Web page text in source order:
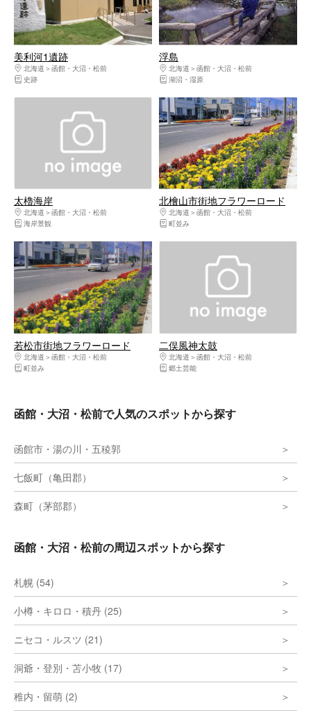
美利河1遺跡
北海道
函館・大沼・松前
史跡
浮島
北海道
函館・大沼・松前
湖沼・湿原
太櫓海岸
北海道
函館・大沼・松前
海岸景観
北檜山市街地フラワーロード
北海道
函館・大沼・松前
町並み
若松市街地フラワーロード
北海道
函館・大沼・松前
町並み
二俣風神太鼓
北海道
函館・大沼・松前
郷土芸能
函館・大沼・松前で人気のスポットから探す
函館市・湯の川・五稜郭
七飯町（亀田郡）
森町（茅部郡）
函館・大沼・松前の周辺スポットから探す
札幌 (54)
小樽・キロロ・積丹 (25)
ニセコ・ルスツ (21)
洞爺・登別・苫小牧 (17)
稚内・留萌 (2)